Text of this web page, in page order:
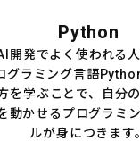
Python
開発でよく使われる
グラミング言語
を学ぶことで、自分
動かせるプログラミ
ルが身につきます